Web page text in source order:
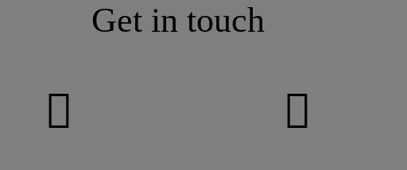
Get in touch